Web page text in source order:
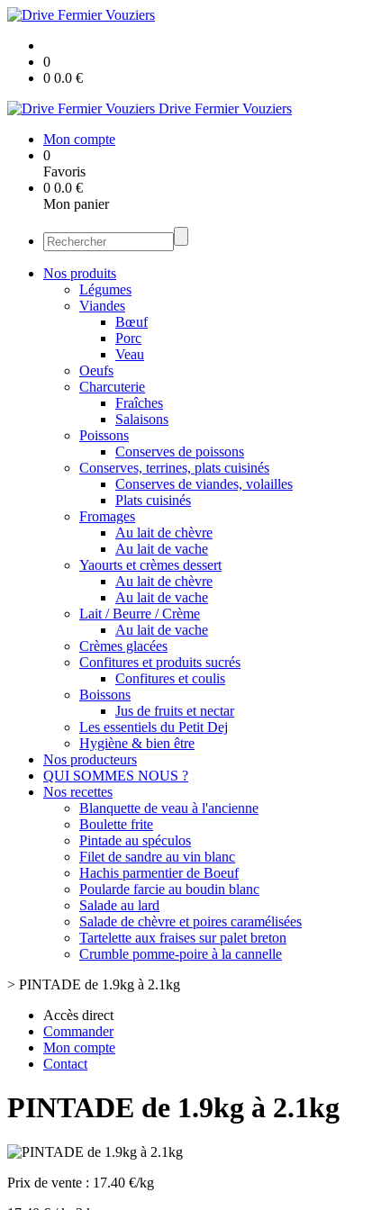
0
0 0.0 €
Drive Fermier Vouziers
Mon compte
0
Favoris
0 0.0 €
Mon panier
Nos produits
Légumes
Viandes
Bœuf
Porc
Veau
Oeufs
Charcuterie
Fraîches
Salaisons
Poissons
Conserves de poissons
Conserves, terrines, plats cuisinés
Conserves de viandes, volailles
Plats cuisinés
Fromages
Au lait de chèvre
Au lait de vache
Yaourts et crèmes dessert
Au lait de chèvre
Au lait de vache
Lait / Beurre / Crème
Au lait de vache
Crèmes glacées
Confitures et produits sucrés
Confitures et coulis
Boissons
Jus de fruits et nectar
Les essentiels du Petit Dej
Hygiène & bien être
Nos producteurs
QUI SOMMES NOUS ?
Nos recettes
Blanquette de veau à l'ancienne
Boulette frite
Pintade au spéculos
Filet de sandre au vin blanc
Hachis parmentier de Boeuf
Poularde farcie au boudin blanc
Salade au lard
Salade de chèvre et poires caramélisées
Tartelette aux fraises sur palet breton
Crumble pomme-poire à la cannelle
> PINTADE de 1.9kg à 2.1kg
Accès direct
Commander
Mon compte
Contact
PINTADE de 1.9kg à 2.1kg
Prix de vente : 17.40 €/kg